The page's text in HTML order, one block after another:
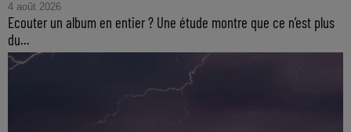
4 août 2026
Ecouter un album en entier ? Une étude montre que ce n’est plus
du...